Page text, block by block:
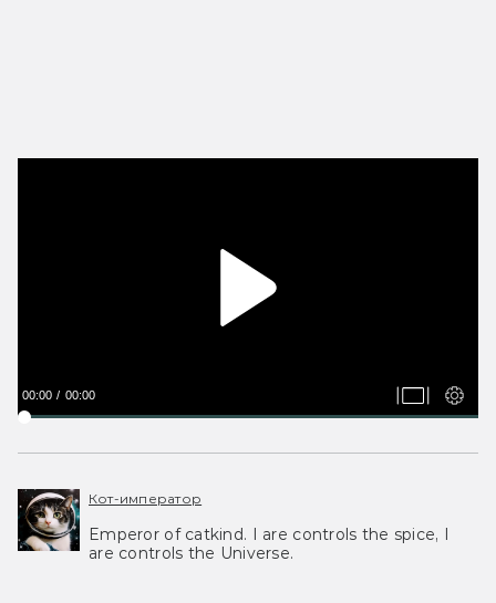
00:00 00:00
Кот-император
Emperor of catkind. I are controls the spice, I
are controls the Universe.